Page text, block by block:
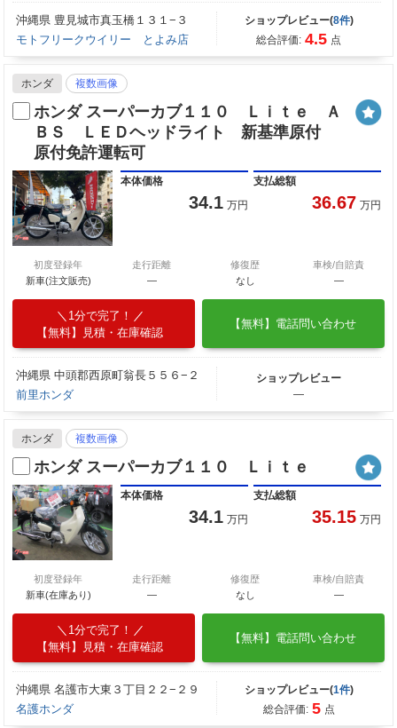
沖縄県 豊見城市真玉橋１３１−３
モトフリークウイリー とよみ店
ショップレビュー(8件)
総合評価: 4.5 点
ホンダ 複数画像
ホンダ スーパーカブ１１０ Ｌｉｔｅ Ａ
ＢＳ ＬＥＤヘッドライト 新基準原付
原付免許運転可
本体価格
34.1 万円
支払総額
36.67 万円
初度登録年
新車(注文販売)
走行距離
―
修復歴
なし
車検/自賠責
―
1分で完了！
【無料】見積・在庫確認
【無料】電話問い合わせ
沖縄県 中頭郡西原町翁長５５６−２
前里ホンダ
ショップレビュー
―
ホンダ 複数画像
ホンダ スーパーカブ１１０ Ｌｉｔｅ
本体価格
34.1 万円
支払総額
35.15 万円
初度登録年
新車(在庫あり)
走行距離
―
修復歴
なし
車検/自賠責
―
1分で完了！
【無料】見積・在庫確認
【無料】電話問い合わせ
沖縄県 名護市大東３丁目２２−２９
名護ホンダ
ショップレビュー(1件)
総合評価: 5 点